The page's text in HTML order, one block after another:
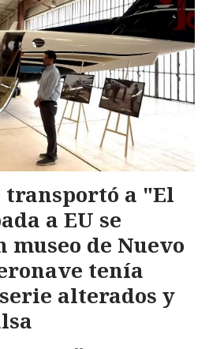
transportó a "El
a EU se
museo de Nuevo
tenía
alterados y